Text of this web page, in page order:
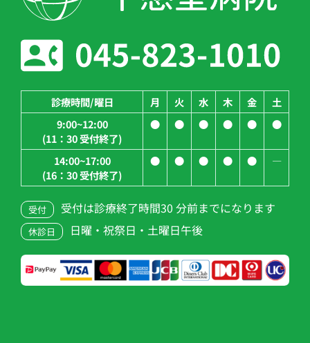
診療時間/曜日 月 火 水 木 金
土
9:00~12:00
(11：30 受付終了)
● ● ● ● ● ●
14:00~17:00
(16：30 受付終了)
● ● ● ● ● ―
受付 受付は診療終了時間30 分前までになります
休診日 日曜・祝祭日・土曜日午後